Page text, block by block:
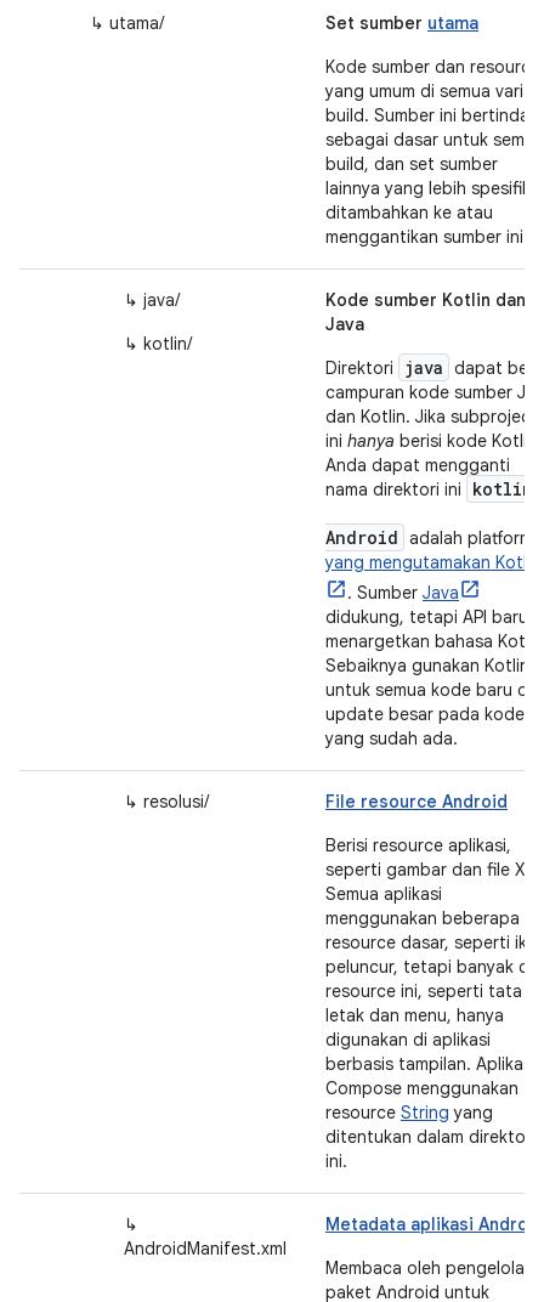
↳ utama/ Set sumber utama
Kode sumber dan resource
yang umum di semua varian
build. Sumber ini bertindak
sebagai dasar untuk semua
build, dan set sumber
lainnya yang lebih spesifik
ditambahkan ke atau
menggantikan sumber ini.
↳ java/
↳ kotlin/
Kode sumber Kotlin dan
Java
Direktori
java dapat
campuran kode sumber
dan Kotlin. Jika subproject
ini hanya berisi kode Kotlin,
Anda dapat mengganti
nama direktori ini
kotlin.
Android adalah platform
yang mengutamakan Kotlin
. Sumber Java
didukung, tetapi API baru
menargetkan bahasa
Sebaiknya gunakan Kotlin
untuk semua kode baru
update besar pada kode
yang sudah ada.
↳ resolusi/
File resource Android
Berisi resource aplikasi,
seperti gambar dan file
Semua aplikasi
menggunakan beberapa
resource dasar, seperti
peluncur, tetapi banyak
resource ini, seperti tata
letak dan menu, hanya
digunakan di aplikasi
berbasis tampilan. Aplikasi
Compose menggunakan
resource String yang
ditentukan dalam direktori
ini.
↳
AndroidManifest.xml
Metadata aplikasi Android
Membaca oleh pengelola
paket Android untuk